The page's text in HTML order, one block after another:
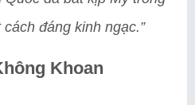
đáng kinh ngạc.”
Khoan